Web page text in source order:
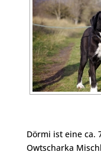
Dörmi ist eine ca.
Owtscharka